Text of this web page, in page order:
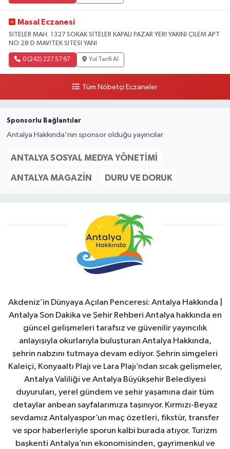
Masal Eczanesi
SITELER MAH. 1327 SOKAK SITELER KAPALI PAZAR YERI YAKINI ÇILEM APT
NO:28 D MAVITEK SITESI YANI
0 (242) 227 57 67 Yol Tarifi Al
Tüm Nöbetçi Eczaneler
Sponsorlu Bağlantılar
Antalya Hakkında'nın sponsor olduğu yayıncılar
ANTALYA SOSYAL MEDYA YÖNETIMI
ANTALYA MAGAZIN DURU VE DORUK
Akdeniz’in Dünyaya Açılan Penceresi: Antalya Hakkında |
Antalya Son Dakika ve Şehir Rehberi Antalya hakkında en
güncel gelişmeleri tarafsız ve güvenilir yayıncılık
anlayışıyla okurlarıyla buluşturan Antalya Hakkında,
şehrin nabzını tutmaya devam ediyor. Şehrin simgeleri
Kaleiçi, Konyaaltı Plajı ve Lara Plajı’ndan sıcak gelişmeler,
Antalya Valiliği ve Antalya Büyükşehir Belediyesi
duyuruları, yerel gündem ve şehir yaşamına dair tüm
detaylar anbean sayfalarımıza taşınıyor. Kırmızı-Beyaz
sevdamız Antalyaspor’un maç özetleri, fikstür, transfer
ve spor haberleriyle sporun kalbi burada atıyor. Turizm
başkenti Antalya’nın ekonomisinden, gayrimenkul ve